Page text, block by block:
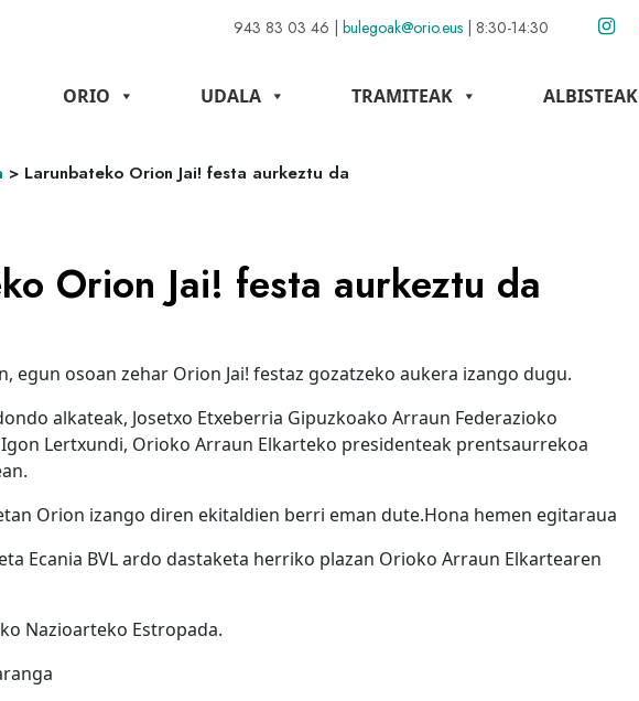
943 83 03 46 | bulegoak@orio.eus | 8:30-14:30
ORIO UDALA TRAMITEAK ALBISTEAK
> Larunbateko Orion Jai! festa aurkeztu da
Orion Jai! festa aurkeztu da
egun osoan zehar Orion Jai! festaz gozatzeko aukera izango dugu.
alkateak, Josetxo Etxeberria Gipuzkoako Arraun Federazioko
Lertxundi, Orioko Arraun Elkarteko presidenteak prentsaurrekoa
Orion izango diren ekitaldien berri eman dute.Hona hemen egitaraua
Ecania BVL ardo dastaketa herriko plazan Orioko Arraun Elkartearen
Nazioarteko Estropada.